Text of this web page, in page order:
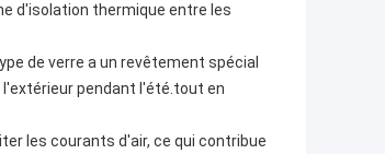
d'isolation thermique entre les
de verre a un revêtement spécial
pendant l'été.tout en
les courants d'air, ce qui contribue